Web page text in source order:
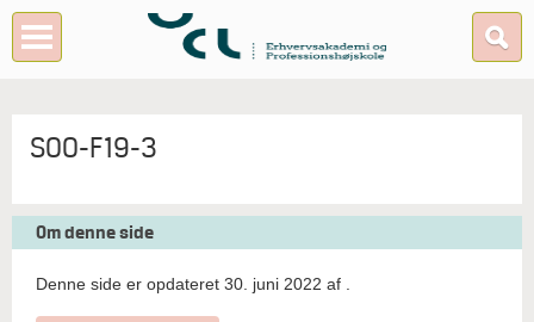
SOO-F19-3
Om denne side
Denne side er opdateret 30. juni 2022 af